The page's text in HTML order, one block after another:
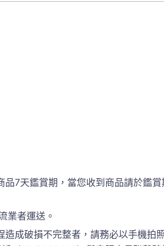
7天鑑賞期，當您收到商品請於鑑
業者運送。
成破損不完整者，請務必以手機拍